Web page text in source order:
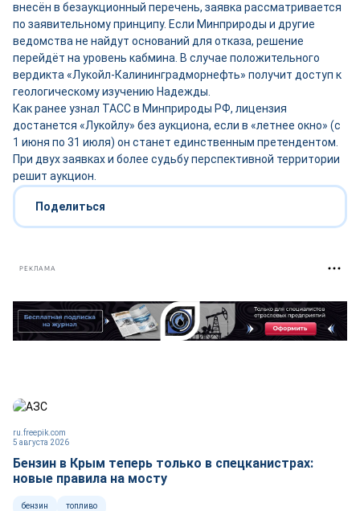
внесён в безаукционный перечень, заявка рассматривается
по заявительному принципу. Если Минприроды и другие
ведомства не найдут оснований для отказа, решение
перейдёт на уровень кабмина. В случае положительного
вердикта «Лукойл-Калининградморнефть» получит доступ к
геологическому изучению Надежды.
Как ранее узнал ТАСС в Минприроды РФ, лицензия
достанется «Лукойлу» без аукциона, если в «летнее окно» (с
1 июня по 31 июля) он станет единственным претендентом.
При двух заявках и более судьбу перспективной территории
решит аукцион.
Поделиться
РЕКЛАМА
5 августа 2026
ru.freepik.com
Бензин в Крым теперь только в спецканистрах:
новые правила на мосту
бензин топливо